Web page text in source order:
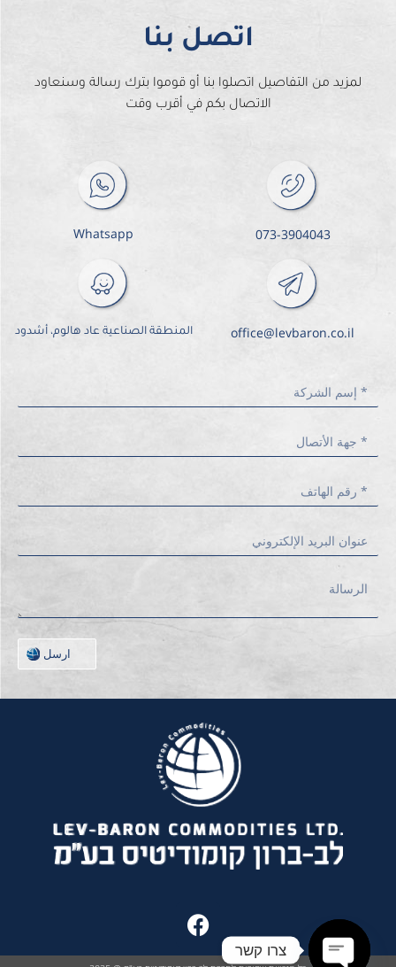
اتصل بنا
لمزيد من التفاصيل اتصلوا بنا أو قوموا بترك رسالة وسنعاود
الاتصال بكم في أقرب وقت
073-3904043
Whatsapp
office@levbaron.co.il المنطقة الصناعية عاد هالوم، أشدود
ارسل
צרו קשר